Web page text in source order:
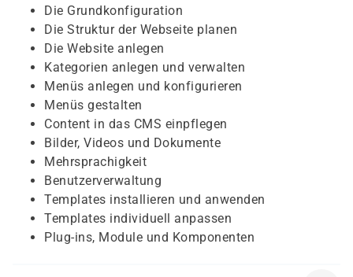
Die Grundkonfiguration
Die Struktur der Webseite planen
Die Website anlegen
Kategorien anlegen und verwalten
Menüs anlegen und konfigurieren
Menüs gestalten
Content in das CMS einpflegen
Bilder, Videos und Dokumente
Mehrsprachigkeit
Benutzerverwaltung
Templates installieren und anwenden
Templates individuell anpassen
Plug-ins, Module und Komponenten